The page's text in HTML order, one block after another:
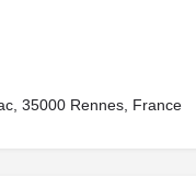
35000 Rennes, France